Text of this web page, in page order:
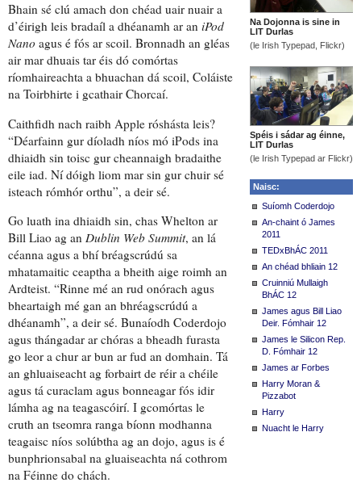
Na Dojonna is sine in
LIT Durlas
(le Irish Typepad, Flickr)
Spéis i sádar ag éinne,
LIT Durlas
(le Irish Typepad ar Flickr)
Naisc:
Suíomh Coderdojo
An-chaint ó James
2011
TEDxBhÁC 2011
An chéad bhliain 12
Cruinniú Mullaigh
BhÁC 12
James agus Bill Liao
Deir. Fómhair 12
James le Silicon Rep.
D. Fómhair 12
James ar Forbes
Harry Moran &
Pizzabot
Harry
Nuacht le Harry
Bhain sé clú amach don chéad uair nuair a
d’éirigh leis bradaíl a dhéanamh ar an iPod
Nano agus é fós ar scoil. Bronnadh an gléas
air mar dhuais tar éis dó comórtas
ríomhaireachta a bhuachan dá scoil, Coláiste
na Toirbhirte i gcathair Chorcaí.
Caithfidh nach raibh Apple róshásta leis?
“Déarfainn gur díoladh níos mó iPods ina
dhiaidh sin toisc gur cheannaigh bradaithe
eile iad. Ní dóigh liom mar sin gur chuir sé
isteach rómhór orthu”, a deir sé.
Go luath ina dhiaidh sin, chas Whelton ar
Bill Liao ag an Dublin Web Summit, an lá
céanna agus a bhíbréagscrúdú sa
mhatamaitic ceaptha a bheith aige roimh an
Ardteist. “Rinne mé an rud onórach agus
bheartaigh mé gan an bhréagscrúdú a
dhéanamh”, a deir sé. Bunaíodh Coderdojo
agus thángadar ar chóras a bheadh furasta
go leor a chur ar bun ar fud an domhain. Tá
an ghluaiseacht ag forbairt de réir a chéile
agus tá curaclam agus bonneagar fós idir
lámha ag na teagascóirí. I gcomórtas le
cruth an tseomra ranga bíonn modhanna
teagaisc níos solúbtha ag an dojo, agus is é
bunphrionsabal na gluaiseachta ná cothrom
na Féinne do chách.